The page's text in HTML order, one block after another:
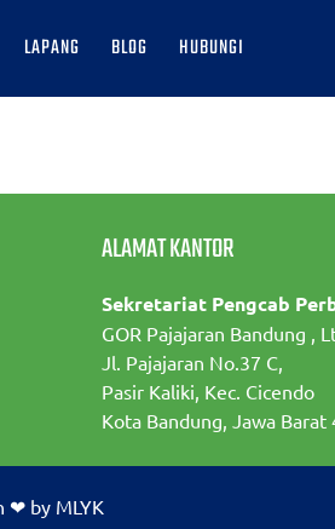
LAPANG BLOG HUBUNGI
ALAMAT KANTOR
Sekretariat Pengcab
GOR Pajajaran Bandung ,
Jl. Pajajaran No.37 C,
Pasir Kaliki, Kec. Cicendo
Kota Bandung, Jawa Barat
❤ by MLYK